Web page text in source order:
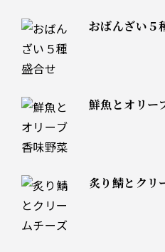
おばんざい
鮮魚とオリ
炙り鯖とク